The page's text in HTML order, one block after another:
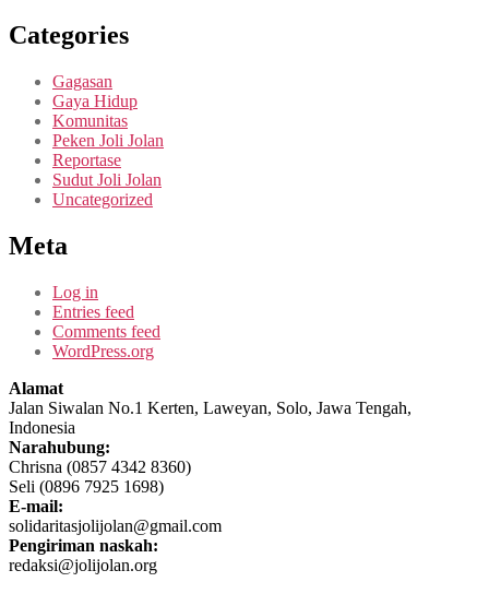
Categories
Gagasan
Gaya Hidup
Komunitas
Peken Joli Jolan
Reportase
Sudut Joli Jolan
Uncategorized
Meta
Log in
Entries feed
Comments feed
WordPress.org
Alamat
Jalan Siwalan No.1 Kerten, Laweyan, Solo, Jawa Tengah,
Indonesia
Narahubung:
Chrisna (0857 4342 8360)
Seli (0896 7925 1698)
E-mail:
solidaritasjolijolan@gmail.com
Pengiriman naskah:
redaksi@jolijolan.org